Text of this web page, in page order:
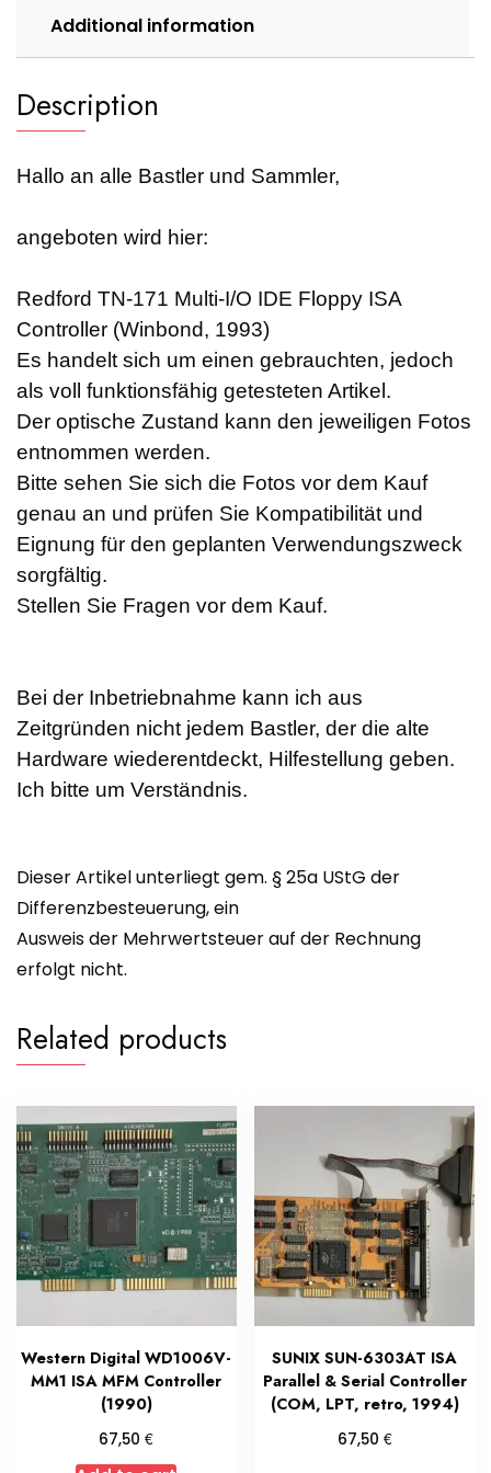
Additional information
Description
Hallo an alle Bastler und Sammler,
angeboten wird hier:
Redford TN-171 Multi-I/O IDE Floppy ISA
Controller (Winbond, 1993)
Es handelt sich um einen gebrauchten, jedoch
als voll funktionsfähig getesteten Artikel.
Der optische Zustand kann den jeweiligen Fotos
entnommen werden.
Bitte sehen Sie sich die Fotos vor dem Kauf
genau an und prüfen Sie Kompatibilität und
Eignung für den geplanten Verwendungszweck
sorgfältig.
Stellen Sie Fragen vor dem Kauf.
Bei der Inbetriebnahme kann ich aus
Zeitgründen nicht jedem Bastler, der die alte
Hardware wiederentdeckt, Hilfestellung geben.
Ich bitte um Verständnis.
Dieser Artikel unterliegt gem. § 25a UStG der
Differenzbesteuerung, ein
Ausweis der Mehrwertsteuer auf der Rechnung
erfolgt nicht.
Related products
Western Digital WD1006V-
MM1 ISA MFM Controller
(1990)
67,50€
SUNIX SUN-6303AT ISA
Parallel & Serial Controller
(COM, LPT, retro, 1994)
67,50 €